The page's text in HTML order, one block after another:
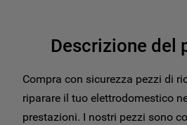
Descrizione del
Compra con sicurezza pezzi di
riparare il tuo elettrodomestico
prestazioni. I nostri pezzi sono